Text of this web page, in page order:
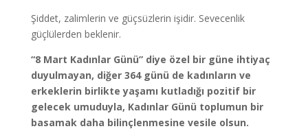
Şiddet, zalimlerin ve güçsüzlerin işidir. Sevecenlik
güçlülerden beklenir.
“8 Mart Kadınlar Günü” diye özel bir güne ihtiyaç
duyulmayan, diğer 364 günü de kadınların ve
erkeklerin birlikte yaşamı kutladığı pozitif bir
gelecek umuduyla, Kadınlar Günü toplumun bir
basamak daha bilinçlenmesine vesile olsun.